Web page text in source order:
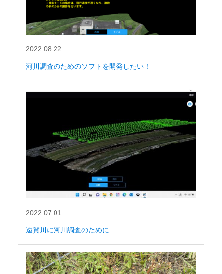
2022.08.22
河川調査のためのソフトを開発したい！
2022.07.01
遠賀川に河川調査のために